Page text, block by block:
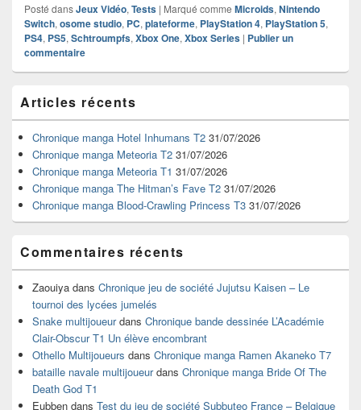
Posté dansJeux Vidéo, Tests | Marqué comme Microids, Nintendo
Switch, osome studio, PC, plateforme, PlayStation 4, PlayStation 5,
PS4, PS5, Schtroumpfs, Xbox One, Xbox Series | Publier un
commentaire
principale
de
widget
pour
barre
latérale
Articles récents
Chronique manga Hotel Inhumans T2 31/07/2026
Chronique manga Meteoria T2 31/07/2026
Chronique manga Meteoria T1 31/07/2026
Chronique manga The Hitman’s Fave T2 31/07/2026
Chronique manga Blood-Crawling Princess T3 31/07/2026
Commentaires récents
Zaouiya dans Chronique jeu de société Jujutsu Kaisen – Le
tournoi des lycées jumelés
Snake multijoueurdans Chronique bande dessinée L’Académie
Clair-Obscur T1 Un élève encombrant
Othello Multijoueurs dans Chronique manga Ramen Akaneko T7
bataille navale multijoueurdans Chronique manga Bride Of The
Death God T1
Eubben dans Test du jeu de société Subbuteo France – Belgique